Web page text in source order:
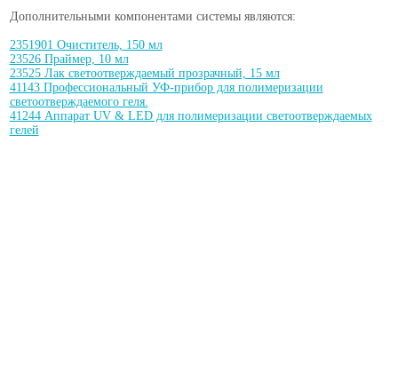
Дополнительными компонентами системы являются:
2351901 Очиститель, 150 мл
23526 Праймер, 10 мл
23525 Лак светоотверждаемый прозрачный, 15 мл
41143 Профессиональный УФ-прибор для полимеризации
светоотверждаемого геля.
41244 Аппарат UV & LED для полимеризации светоотверждаемых
гелей